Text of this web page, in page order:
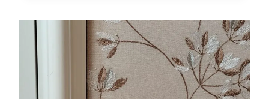
FINITIONS
TEXTILES
RÉSISTANTES
POUR
L’EXTÉRIEUR
ET